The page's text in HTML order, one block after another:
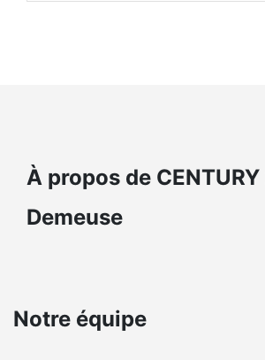
À propos de
Demeuse
Notre équipe